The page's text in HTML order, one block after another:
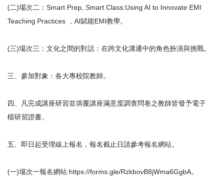
(二)場次二：Smart Prep, Smart Class:Using AI to Innovate EMI
Teaching Practices ，AI賦能EMI教學。
(三)場次三：文化之間的對話：在跨文化溝通中的角色扮演與挑戰。
三、參加對象：各大專校院教師。
四、凡完成講座研習並填覆講座滿意度調查問卷之教師皆發予電子
檔研習證書。
五、即日起受理線上報名，報名截止日請參考報名網站。
(一)場次一報名網站:https://forms.gle/RzkbovB8jWma6GgbA。